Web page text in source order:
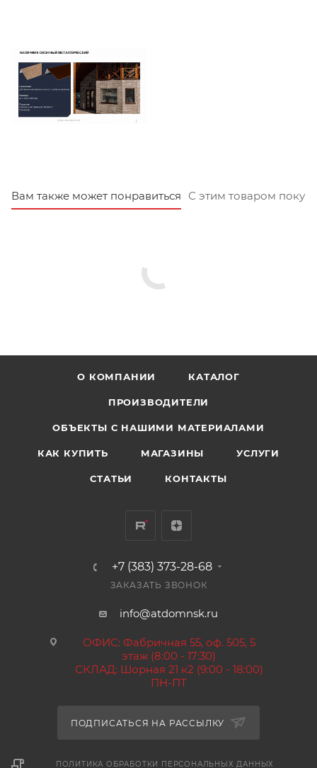
Вам также может понравиться С этим товаром
О КОМПАНИИ КАТАЛОГ
ПРОИЗВОДИТЕЛИ
ОБЪЕКТЫ С НАШИМИ МАТЕРИАЛАМИ
КАК КУПИТЬ МАГАЗИНЫ УСЛУГИ
СТАТЬИ КОНТАКТЫ
+7 (383) 373-28-68
ЗАКАЗАТЬ ЗВОНОК
info@atdomnsk.ru
ОФИС: Фабричная 55, оф. 505, 5
этаж (8:00 - 17:30)
СКЛАД: Шорная 21 к2 (9:00 - 18:00)
ПН-ПТ
ПОДПИСАТЬСЯ НА РАССЫЛКУ
ПОЛИТИКА ОБРАБОТКИ ПЕРСОНАЛЬНЫХ ДАННЫХ